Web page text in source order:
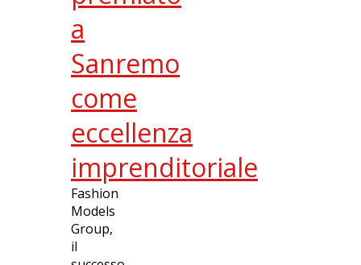
a
Sanremo
come
eccellenza
imprenditoriale
Fashion
Models
Group,
il